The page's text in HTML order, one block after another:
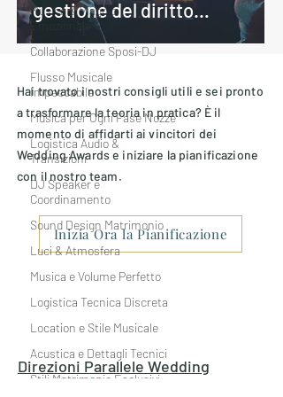
Musica & Viaggio
Emozionale
Collaborazione Sposi-DJ
Flusso Musicale
Impeccabile
Musica per Ogni Fase Nozze
Logistica Audio &
Transizioni
DJ Speaker e
Coordinamento
Sound Design Matrimonio
Luci & Atmosfera
Musica e Volume Perfetto
Logistica Tecnica Discreta
Location e Stile Musicale
Acustica e Dettagli Tecnici
Stili Matrimonio Esclusivi
gestione del diritto
d'autore
Hai trovato i nostri consigli utili e sei pronto
a trasformare la teoria in pratica? È il
momento di affidarti ai vincitori dei
Wedding Awards e iniziare la pianificazione
con il nostro team.
Inizia Ora la Pianificazione
Direzioni Parallele Wedding